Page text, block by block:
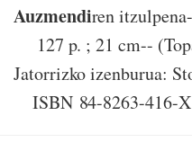
Auzmendiren
127 p. ; 21 cm--
Jatorrizko izenburua:
ISBN 84-8263-416-X